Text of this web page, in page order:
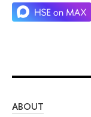
ABOUT